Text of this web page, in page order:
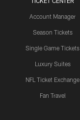
Account Manager
Season Tickets
Single Game Tickets
Luxury Suites
NFL Ticket Exchange
Fan Travel